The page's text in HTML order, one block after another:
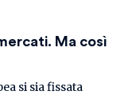
Ma così
si sia fissata